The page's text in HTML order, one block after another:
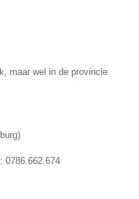
maar wel in de provincie
)
0786.662.674